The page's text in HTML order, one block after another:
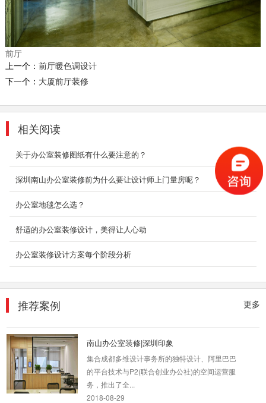
前厅
上一个： 前厅暖色调设计
下一个： 大厦前厅装修
相关阅读
关于办公室装修图纸有什么要注意的？
深圳南山办公室装修前为什么要让设计师上门量房呢？
办公室地毯怎么选？
舒适的办公室装修设计，美得让人心动
办公室装修设计方案每个阶段分析
更多
推荐案例
深圳中型办公室装修
深圳办公室装修公司 我们的设计师团队有着多年
的深圳办公室设计经验，整个装修过程会有专门
的设...
2018-07-30
2、主流装饰公司：加盟类的品牌公司，越来越
装修设计要点： 前台像是一个飞行的机翼，背景
显得妙...
2018-09-03
现代办公室装修_金丰禾
明快的线条构筑基本的框架，简明清晰；在明朗
南山办公室装修|深圳印象
集合成都多维设计事务所的独特设计、阿里巴巴
的平台技术与P2(联合创业办公社)的空间运营服
务，推出了全...